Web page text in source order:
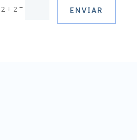
+ 2 = ENVIAR